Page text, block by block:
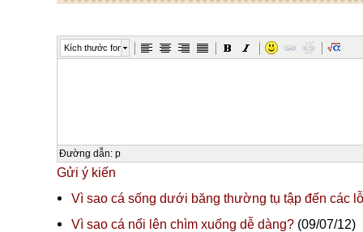
Kích thước font
Đường dẫn: p
Gửi ý kiến
Vì sao cá sống dưới băng thường tụ tập đến các
Vì sao cá nổi lên chìm xuống dễ dàng? (09/07/12)